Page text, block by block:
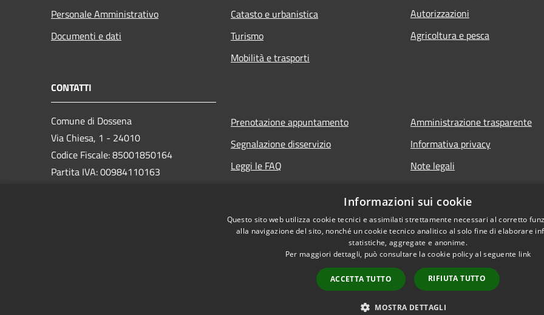
Personale Amministrativo
Documenti e dati
Catasto e urbanistica
Turismo
Mobilità e trasporti
Autorizzazioni
Agricoltura e pesca
CONTATTI
Comune di Dossena
Via Chiesa, 1 - 24010
Codice Fiscale: 85001850164
Partita IVA: 00984110163
Prenotazione appuntamento
Segnalazione disservizio
Leggi le FAQ
Amministrazione trasparente
Informativa privacy
Note legali
Copyright © 2026 • Comune
Informazioni sui cookie
Questo sito web utilizza cookie tecnici e assimilati strettamente necessari al corretto
alla navigazione del sito, nonché un cookie tecnico analitico al solo fine di elaborare
statistiche, aggregate e anonime.
Per maggiori dettagli, può consultare la cookie policy al seguente link
ACCETTA TUTTO RIFIUTA TUTTO
MOSTRA DETTAGLI